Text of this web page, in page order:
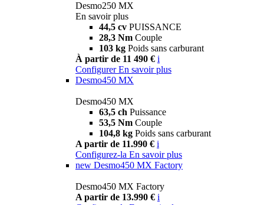
Desmo250 MX
En savoir plus
44,5 cv PUISSANCE
28,3 Nm Couple
103 kg Poids sans carburant
À partir de 11 490 € i
Configurer En savoir plus
Desmo450 MX
Desmo450 MX
63,5 ch Puissance
53,5 Nm Couple
104,8 kg Poids sans carburant
A partir de 11.990 € i
Configurez-la En savoir plus
new Desmo450 MX Factory
Desmo450 MX Factory
A partir de 13.990 € i